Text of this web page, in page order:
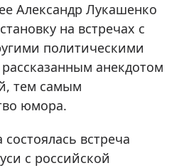
Александр Лукашенко
на встречах с
политическими
анекдотом
тем самым
юмора.
встреча
с российской